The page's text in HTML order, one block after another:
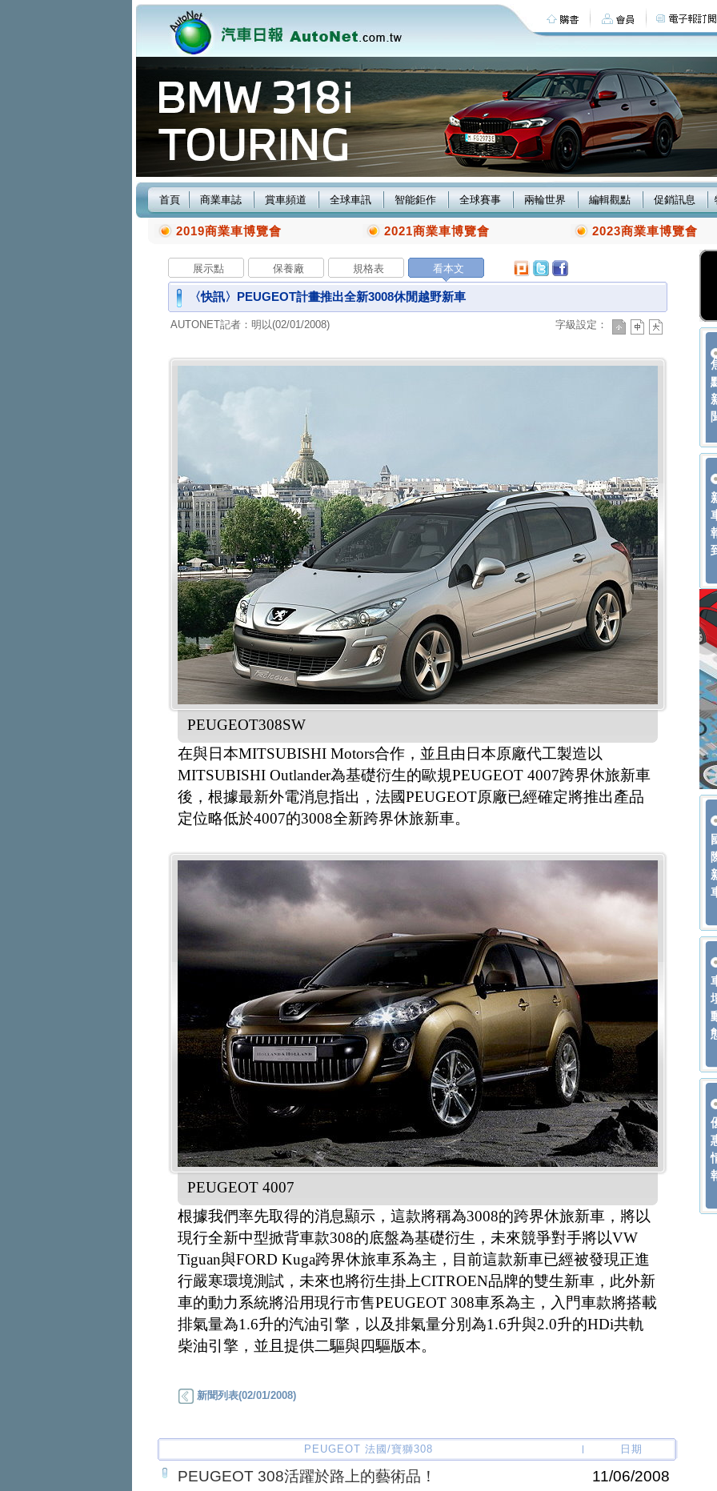
首頁 商業車誌 賞車頻道 全球車訊 智能鉅作 全球賽事 兩輪世界 編輯觀點 促銷訊息
2019商業車博覽會 2021商業車博覽會 2023商業車博覽會
展示點 保養廠 規格表 看本文
〈快訊〉PEUGEOT計畫推出全新3008休閒越野新車
AUTONET記者：明以(02/01/2008) 字級設定：
PEUGEOT308SW
在與日本MITSUBISHI Motors合作，並且由日本原廠代工製造以
MITSUBISHI Outlander為基礎衍生的歐規PEUGEOT 4007跨界休旅新車
後，根據最新外電消息指出，法國PEUGEOT原廠已經確定將推出產品
定位略低於4007的3008全新跨界休旅新車。
PEUGEOT 4007
根據我們率先取得的消息顯示，這款將稱為3008的跨界休旅新車，將以
現行全新中型掀背車款308的底盤為基礎衍生，未來競爭對手將以VW
Tiguan與FORD Kuga跨界休旅車系為主，目前這款新車已經被發現正進
行嚴寒環境測試，未來也將衍生掛上CITROEN品牌的雙生新車，此外新
車的動力系統將沿用現行市售PEUGEOT 308車系為主，入門車款將搭載
排氣量為1.6升的汽油引擎，以及排氣量分別為1.6升與2.0升的HDi共軌
柴油引擎，並且提供二驅與四驅版本。
新聞列表(02/01/2008)
PEUGEOT 法國/寶獅308 日期
PEUGEOT 308活躍於路上的藝術品！
11/06/2008